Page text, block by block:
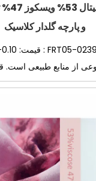
کرپ
و پارچه گلدار کلاسیک